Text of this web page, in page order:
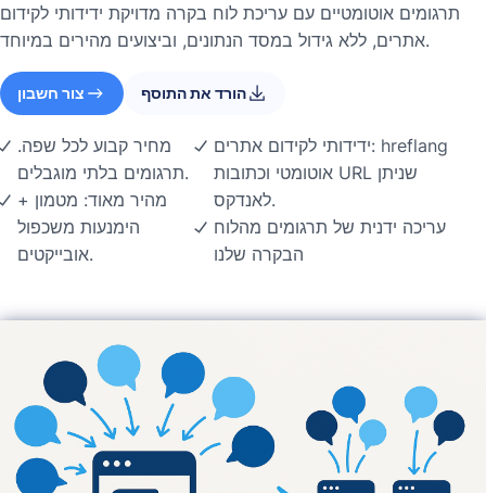
תרגומים אוטומטיים עם עריכת לוח בקרה מדויקת ידידותי לקידום
אתרים, ללא גידול במסד הנתונים, וביצועים מהירים במיוחד.
צור חשבון הורד את התוסף
מחיר קבוע לכל שפה.
תרגומים בלתי מוגבלים.
מהיר מאוד: מטמון +
הימנעות משכפול
אובייקטים.
ידידותי לקידום אתרים: hreflang
אוטומטי וכתובות URL שניתן
לאנדקס.
עריכה ידנית של תרגומים מהלוח
הבקרה שלנו